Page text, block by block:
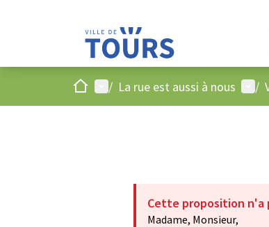
AccueilMenu principal
/ La rue est aussi à nous /
Cette proposition n'a
Madame, Monsieur,